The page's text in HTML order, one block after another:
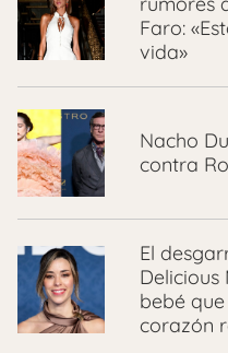
Faro:
vida»
Nacho
contra
El
bebé
corazón